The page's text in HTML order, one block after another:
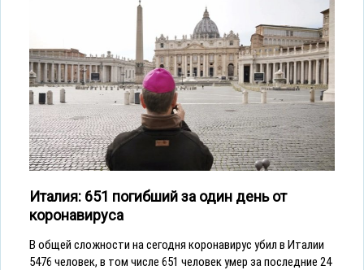
Италия: 651 погибший за один день от
коронавируса
В общей сложности на сегодня коронавирус убил в Италии
5476 человек, в том числе 651 человек умер за последние 24